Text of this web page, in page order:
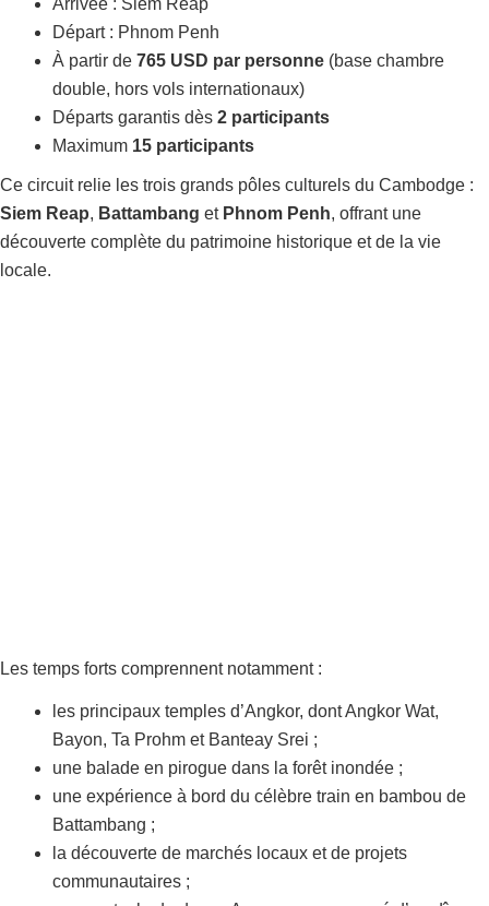
Départ : Phnom Penh
À partir de 765 USD par personne (base chambre
double, hors vols internationaux)
Départs garantis dès 2 participants
Maximum 15 participants
Ce circuit relie les trois grands pôles culturels du Cambodge :
Siem Reap, Battambang et Phnom Penh, offrant une
découverte complète du patrimoine historique et de la vie
locale.
Les temps forts comprennent notamment :
les principaux temples d’Angkor, dont Angkor Wat,
Bayon, Ta Prohm et Banteay Srei ;
une balade en pirogue dans la forêt inondée ;
une expérience à bord du célèbre train en bambou de
Battambang ;
la découverte de marchés locaux et de projets
communautaires ;